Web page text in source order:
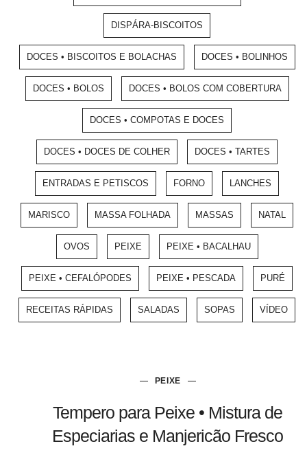
DISPÁRA-BISCOITOS
DOCES • BISCOITOS E BOLACHAS DOCES • BOLINHOS
DOCES • BOLOS DOCES • BOLOS COM COBERTURA
DOCES • COMPOTAS E DOCES
DOCES • DOCES DE COLHER DOCES • TARTES
ENTRADAS E PETISCOS FORNO LANCHES
MARISCO MASSA FOLHADA MASSAS NATAL
OVOS PEIXE PEIXE • BACALHAU
PEIXE • CEFALÓPODES PEIXE • PESCADA PURÉ
RECEITAS RÁPIDAS SALADAS SOPAS VÍDEO
PEIXE
Tempero para Peixe • Mistura de
Especiarias e Manjericão Fresco